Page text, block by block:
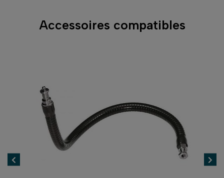
Accessoires compatibles